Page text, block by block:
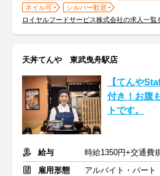
ネイル可
シルバー歓迎
ロイヤルフードサービス株式会社の求人一覧
天丼てんや 東武曳舟駅店
【てんや
付き！お腹
トです。
給与
時給1350円+交通費
雇用形態
アルバイト・パート